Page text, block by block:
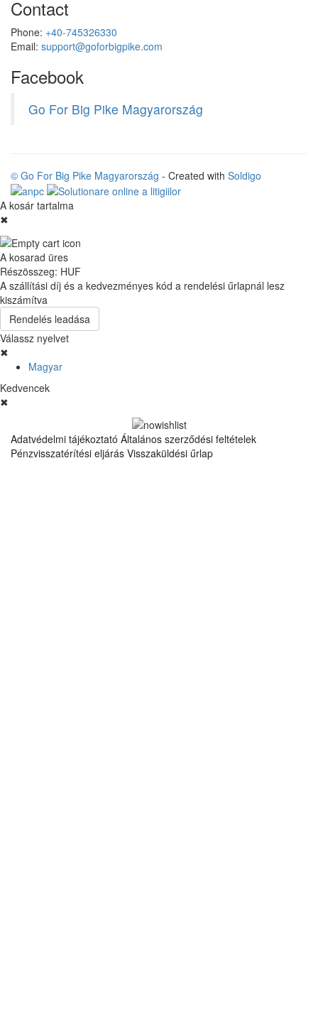
Contact
Phone: +40-745326330
Email: support@goforbigpike.com
Facebook
Go For Big Pike Magyarország
© Go For Big Pike Magyarország - Created with Soldigo
A kosár tartalma
✖
A kosarad üres
Részösszeg: HUF
A szállítási díj és a kedvezményes kód a rendelési űrlapnál lesz
kiszámítva
Rendelés leadása
Válassz nyelvet
✖
Magyar
Kedvencek
✖
Adatvédelmi tájékoztató Általános szerződési feltételek
Pénzvisszatérítési eljárás Visszaküldési űrlap